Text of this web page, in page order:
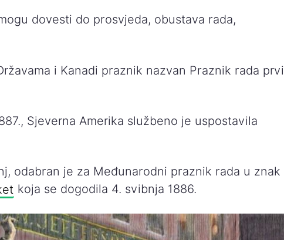
dovesti do prosvjeda, obustava rada,
i Kanadi praznik nazvan Praznik rada prvi
Sjeverna Amerika službeno je uspostavila
odabran je za Međunarodni praznik rada u znak
koja se dogodila 4. svibnja 1886.